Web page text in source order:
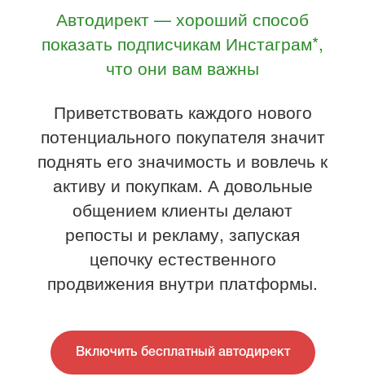
Автодирект — хороший способ
показать подписчикам Инстаграм*,
что они вам важны
Приветствовать каждого нового
потенциального покупателя значит
поднять его значимость и вовлечь к
активу и покупкам. А довольные
общением клиенты делают
репосты и рекламу, запуская
цепочку естественного
продвижения внутри платформы.
Включить бесплатный автодирект